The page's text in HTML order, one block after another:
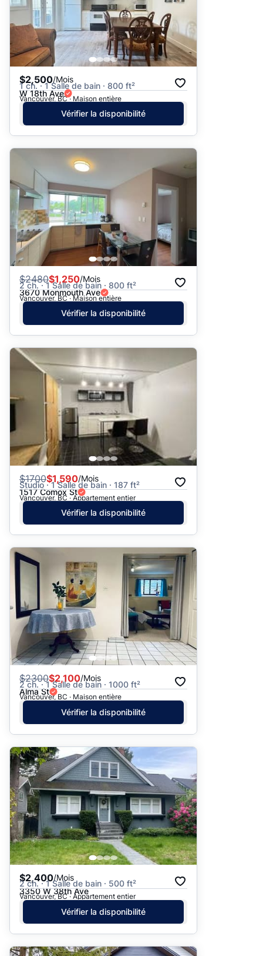
$2,500/Mois
1 ch. · 1 Salle de bain · 800 ft²
W 18th Ave
Vancouver, BC · Maison entière
Vérifier la disponibilité
$2480$1,250/Mois
2 ch. · 1 Salle de bain · 800 ft²
3670 Monmouth Ave
Vancouver, BC · Maison entière
Vérifier la disponibilité
$1700$1,590/Mois
Studio · 1 Salle de bain · 187 ft²
1517 Comox St
Vancouver, BC · Appartement entier
Vérifier la disponibilité
$2300$2,100/Mois
2 ch. · 1 Salle de bain · 1000 ft²
Alma St
Vancouver, BC · Maison entière
Vérifier la disponibilité
$2,400/Mois
2 ch. · 1 Salle de bain · 500 ft²
3350 W 38th Ave
Vancouver, BC · Appartement entier
Vérifier la disponibilité